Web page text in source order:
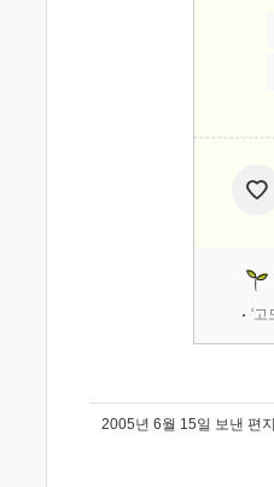
'고
2005년 6월 15일 보낸 편